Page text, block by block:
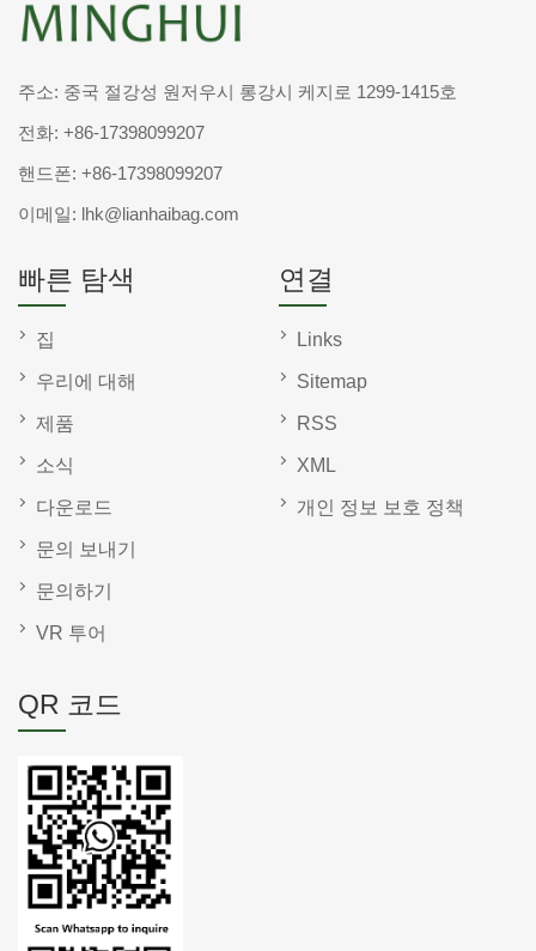
주소: 중국 절강성 원저우시 롱강시 케지로 1299-1415호
전화: +86-17398099207
핸드폰: +86-17398099207
이메일: lhk@lianhaibag.com
빠른 탐색
집
우리에 대해
제품
소식
다운로드
문의 보내기
문의하기
VR 투어
연결
Links
Sitemap
RSS
XML
개인 정보 보호 정책
QR 코드